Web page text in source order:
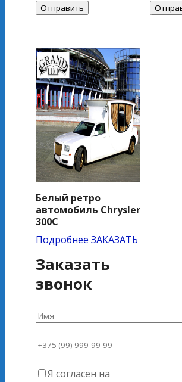
Белый ретро
автомобиль Chrysler
300C
Подробнее ЗАКАЗАТЬ
Заказать
звонок
Я согласен на